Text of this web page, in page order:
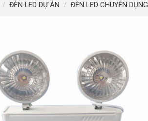
/ ĐÈN LED DỰ ÁN / ĐÈN LED CHUYÊN DỤNG